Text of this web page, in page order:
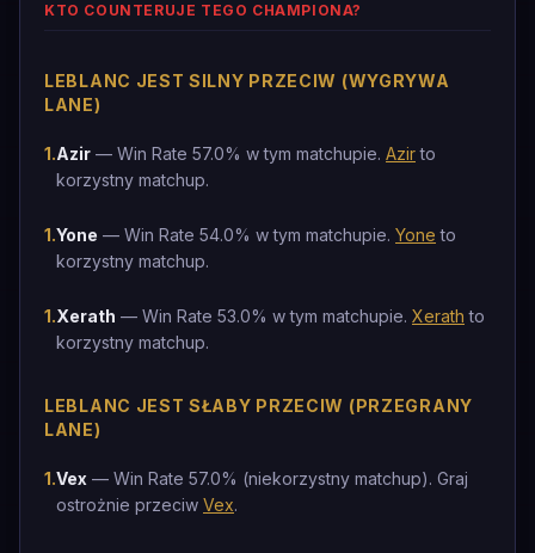
KTO COUNTERUJE TEGO CHAMPIONA?
LEBLANC JEST SILNY PRZECIW (WYGRYWA
LANE)
1.Azir — Win Rate 57.0% w tym matchupie. Azirto
korzystny matchup.
1.Yone — Win Rate 54.0% w tym matchupie. Yone to
korzystny matchup.
1.Xerath — Win Rate 53.0% w tym matchupie. Xerath to
korzystny matchup.
LEBLANC JEST SŁABY PRZECIW (PRZEGRANY
LANE)
1.Vex — Win Rate 57.0% (niekorzystny matchup). Graj
ostrożnie przeciw Vex.